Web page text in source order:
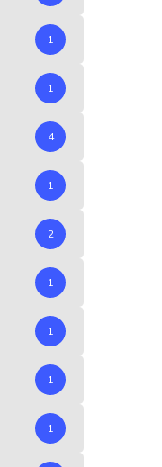
1
1
4
1
2
1
1
1
1